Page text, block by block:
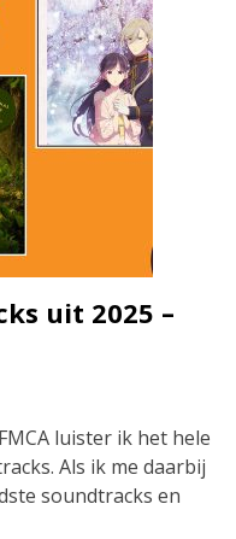
uit 2025 –
luister ik het hele
Als ik me daarbij
soundtracks en